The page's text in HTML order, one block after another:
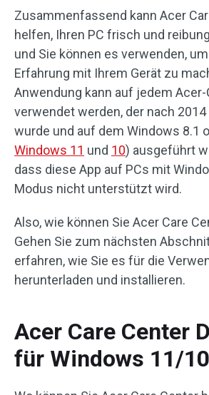
Zusammenfassend kann Acer
helfen, Ihren PC frisch und
und Sie können es verwenden,
Erfahrung mit Ihrem Gerät zu
Anwendung kann auf jedem
verwendet werden, der nach
wurde und auf dem Windows 8.1
Windows 11 und 10) ausgeführt
dass diese App auf PCs mit
Modus nicht unterstützt wird.
Also, wie können Sie Acer Care
Gehen Sie zum nächsten
erfahren, wie Sie es für die
herunterladen und installieren.
Acer Care Center
für Windows 11/10